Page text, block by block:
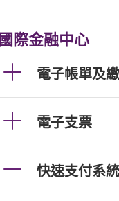
國際金融中心
電子帳單及
電子支票
快速支付系統